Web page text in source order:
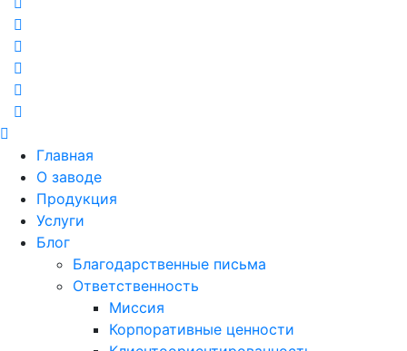
Главная
О заводе
Продукция
Услуги
Блог
Благодарственные письма
Ответственность
Миссия
Корпоративные ценности